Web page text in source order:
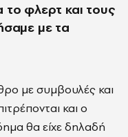
το φλερτ και τους
με τα
με συμβουλές και
και ο
θα είχε δηλαδή